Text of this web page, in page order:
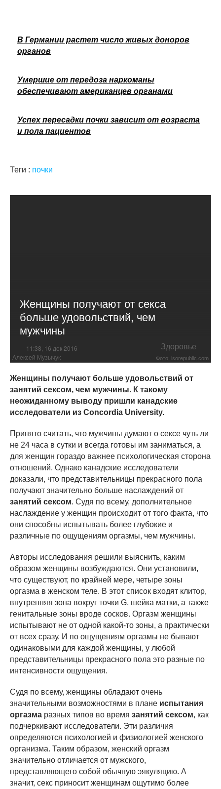
В Германии растет число живых доноров
органов
Умершие от передоза наркоманы
обеспечивают американцев органами
Успех пересадки почки зависит от возраста
и пола пациентов
Теги : почки
Женщины получают от секса
больше удовольствий, чем
мужчины
11:38, 16 дек 2016 Здоровье
Алексей Музычук Фото: isorepublic.com
Женщины получают больше удовольствий от
занятий сексом, чем мужчины. К такому
неожиданному выводу пришли канадские
исследователи из Concordia University.
Принято считать, что мужчины думают о сексе чуть ли
не 24 часа в сутки и всегда готовы им заниматься, а
для женщин гораздо важнее психологическая сторона
отношений. Однако канадские исследователи
доказали, что представительницы прекрасного пола
получают значительно больше наслаждений от
занятий сексом. Судя по всему, дополнительное
наслаждение у женщин происходит от того факта, что
они способны испытывать более глубокие и
различные по ощущениям оргазмы, чем мужчины.
Авторы исследования решили выяснить, каким
образом женщины возбуждаются. Они установили,
что существуют, по крайней мере, четыре зоны
оргазма в женском теле. В этот список входят клитор,
внутренняя зона вокруг точки G, шейка матки, а также
генитальные зоны вроде сосков. Оргазм женщины
испытывают не от одной какой-то зоны, а практически
от всех сразу. И по ощущениям оргазмы не бывают
одинаковыми для каждой женщины, у любой
представительницы прекрасного пола это разные по
интенсивности ощущения.
Судя по всему, женщины обладают очень
значительными возможностями в плане испытания
оргазма разных типов во время занятий сексом, как
подчеркивают исследователи. Эти различия
определяются психологией и физиологией женского
организма. Таким образом, женский оргазм
значительно отличается от мужского,
представляющего собой обычную эякуляцию. А
значит, секс приносит женщинам ощутимо более